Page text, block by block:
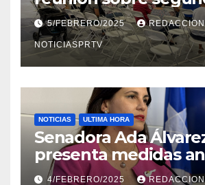
Reparto
5/FEBRERO/2025 REDACCION
NOTICIASPRTV
NOTICIAS ULTIMA HORA
Senadora Ada
presenta medidas
violencia en el
4/FEBRERO/2025 REDACCION